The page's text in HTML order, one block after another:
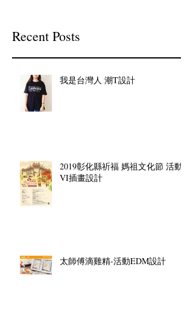
Recent Posts
我是台灣人 潮T設計
2019彰化縣祈福 媽祖文化節 活動
VI插畫設計
太師傅滴雞精-活動EDM設計